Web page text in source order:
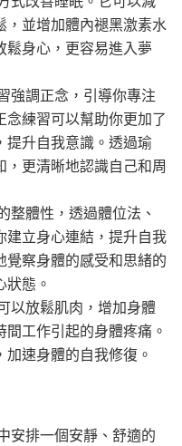
，並增加體內褪黑激素水
身心，更容易進入夢
強調正念，引導你專注
練習可以幫助你更加了
升自我意識。透過瑜
更清晰地認識自己和周
整體性，透過體位法、
建立身心連結，提升自我
察身體的感受和思緒的
態。
以放鬆肌肉，增加身體
工作引起的身體疼痛。
速身體的自我修復。
安排一個安靜、舒適的